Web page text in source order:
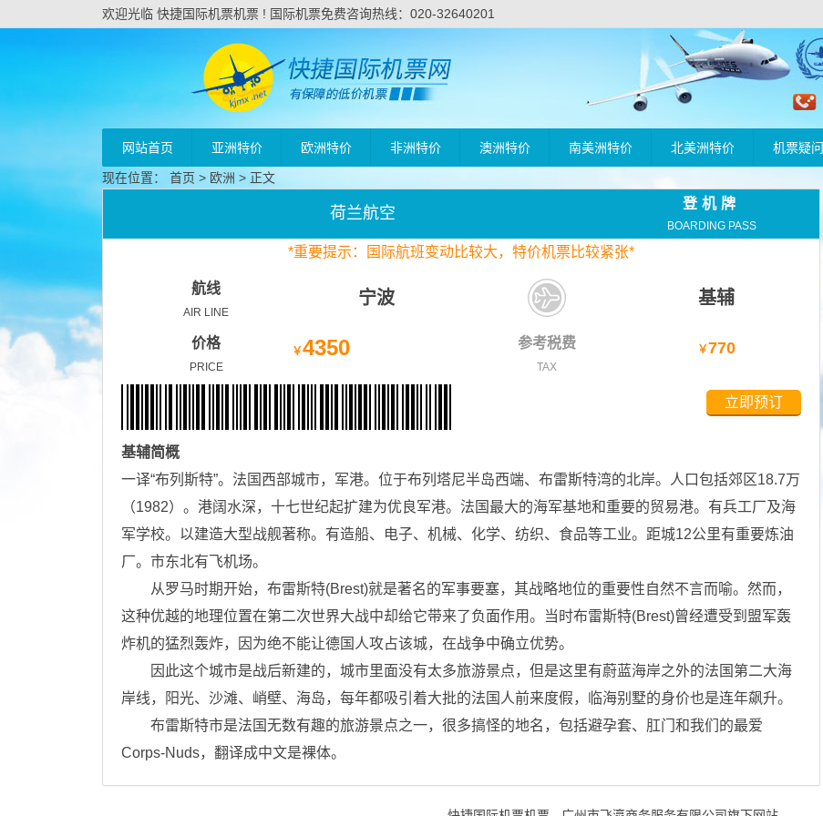
欢迎光临 快捷国际机票机票 ! 国际机票免费咨询热线：020-32640201
网站首页 亚洲特价 欧洲特价 非洲特价 澳洲特价 南美洲特价 北美洲特价 机票疑问
现在位置： 首页 > 欧洲 > 正文
荷兰航空
登机牌
BOARDING PASS
*重要提示：国际航班变动比较大，特价机票比较紧张*
航线
AIR LINE
宁波 基辅
价格
PRICE
￥4350 参考税费
TAX
￥770
立即预订
基辅简概
一译“布列斯特”。法国西部城市，军港。位于布列塔尼半岛西端、布雷斯特湾的北岸。人口包括郊区18.7万
（1982）。港阔水深，十七世纪起扩建为优良军港。法国最大的海军基地和重要的贸易港。有兵工厂及海
军学校。以建造大型战舰著称。有造船、电子、机械、化学、纺织、食品等工业。距城12公里有重要炼油
厂。市东北有飞机场。
从罗马时期开始，布雷斯特(Brest)就是著名的军事要塞，其战略地位的重要性自然不言而喻。然而，
这种优越的地理位置在第二次世界大战中却给它带来了负面作用。当时布雷斯特(Brest)曾经遭受到盟军轰
炸机的猛烈轰炸，因为绝不能让德国人攻占该城，在战争中确立优势。
因此这个城市是战后新建的，城市里面没有太多旅游景点，但是这里有蔚蓝海岸之外的法国第二大海
岸线，阳光、沙滩、峭壁、海岛，每年都吸引着大批的法国人前来度假，临海别墅的身价也是连年飙升。
布雷斯特市是法国无数有趣的旅游景点之一，很多搞怪的地名，包括避孕套、肛门和我们的最爱
Corps-Nuds，翻译成中文是裸体。